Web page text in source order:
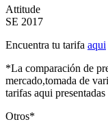
Attitude
SE 2017
Encuentra tu tarifa aqui
*La comparación de
mercado,tomada de
tarifas aqui
Otros*